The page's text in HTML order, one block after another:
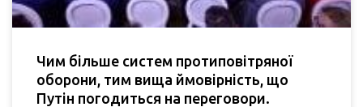
Чим більше систем протиповітряної
оборони, тим вища ймовірність, що
Путін погодиться на переговори.